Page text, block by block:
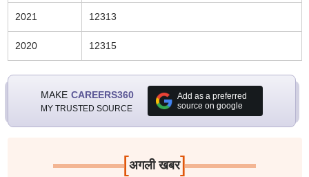
2021 12313
2020 12315
MAKE CAREERS360
MY TRUSTED SOURCE
Add as a preferred
source on google
[अगली खबर]